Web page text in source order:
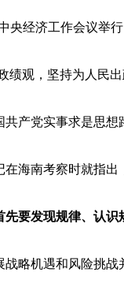
经济工作会议举行
观，坚持为人民出
党实事求是思想
南考察时就指出
要发现规律、认识
机遇和风险挑战并